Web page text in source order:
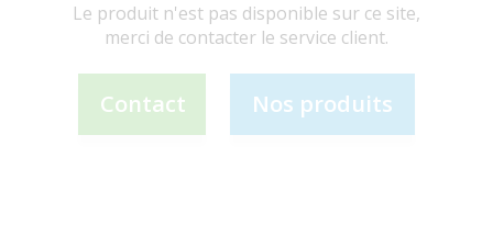
Le produit n'est pas disponible sur ce site,
merci de contacter le service client.
Contact Nos produits